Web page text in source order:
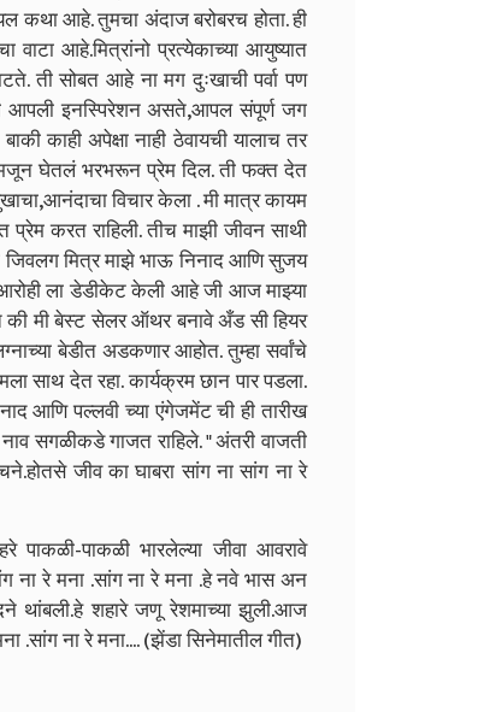
कथा आहे. तुमचा अंदाज बरोबरच होता. ही
वाटा आहे.मित्रांनो प्रत्येकाच्या आयुष्यात
ती सोबत आहे ना मग दुःखाची पर्वा पण
आपली इनस्पिरेशन असते,आपल संपूर्ण जग
काही अपेक्षा नाही ठेवायची यालाच तर
घेतलं भरभरून प्रेम दिल. ती फक्त देत
विचार केला . मी मात्र कायम
करत राहिली. तीच माझी जीवन साथी
मित्र माझे भाऊ निनाद आणि सुजय
आरोही ला डेडीकेट केली आहे जी आज माझ्या
मी बेस्ट सेलर ऑथर बनावे अँड सी हियर
बेडीत अडकणार आहोत. तुम्हा सर्वांचे
देत रहा. कार्यक्रम छान पार पडला.
आणि पल्लवी च्या एंगेजमेंट ची ही तारीख
सगळीकडे गाजत राहिले. " अंतरी वाजती
जीव का घाबरा सांग ना सांग ना रे
पाकळी-पाकळी भारलेल्या जीवा आवरावे
ना रे मना .सांग ना रे मना .हे नवे भास अन
थांबली.हे शहारे जणू रेशमाच्या झुली.आज
.सांग ना रे मना.... (झेंडा सिनेमातील गीत)